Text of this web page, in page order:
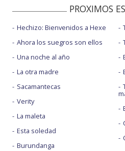
PROXIMOS
Hechizo: Bienvenidos a Hexe
Ahora los suegros son ellos
Una noche al año
La otra madre
Sacamantecas
Verity
La maleta
Esta soledad
Burundanga